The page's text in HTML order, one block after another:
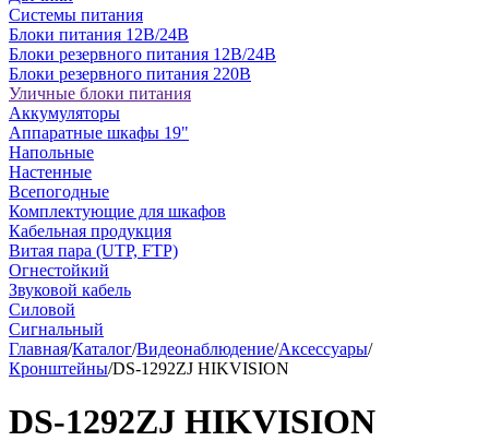
Системы питания
Блоки питания 12В/24В
Блоки резервного питания 12В/24В
Блоки резервного питания 220В
Уличные блоки питания
Аккумуляторы
Аппаратные шкафы 19"
Напольные
Настенные
Всепогодные
Комплектующие для шкафов
Кабельная продукция
Витая пара (UTP, FTP)
Огнестойкий
Звуковой кабель
Силовой
Сигнальный
Главная/Каталог/Видеонаблюдение/Аксессуары/
Кронштейны/DS-1292ZJ HIKVISION
DS-1292ZJ HIKVISION